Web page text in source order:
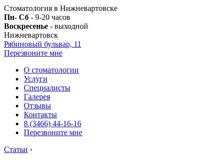
Стоматология в Нижневартовске
Пн- Сб - 9-20 часов
Воскресенье - выходной
Нижневартовск
Рябиновый бульвар, 11
Перезвоните мне
О стоматологии
Услуги
Специалисты
Галерея
Отзывы
Контакты
8 (3466) 44-16-16
Перезвоните мне
Статьи ›